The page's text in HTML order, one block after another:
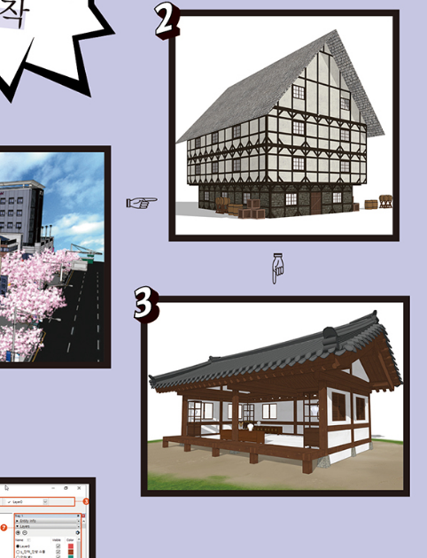
전자책(eBook) :
전자책 앞 또는 뒷부분의 판권면 (발행인, 담당 편집자 등을 표시하는 곳) 중 ISBN
분에 표기(예: 979-11-6050-407-1 05320로 된 곳의 뒤 다섯 자리 숫자 05320)
등록
첨부파일
* 첨부파일은 10M 이내만 가능
문의하기
동영상 강좌